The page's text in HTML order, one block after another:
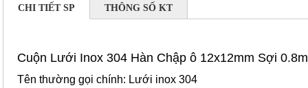
CHI TIẾT SP THÔNG SỐ KT
Cuộn Lưới Inox 304 Hàn Chập ô 12x12mm Sợi
Tên thường gọi chính: Lưới inox 304